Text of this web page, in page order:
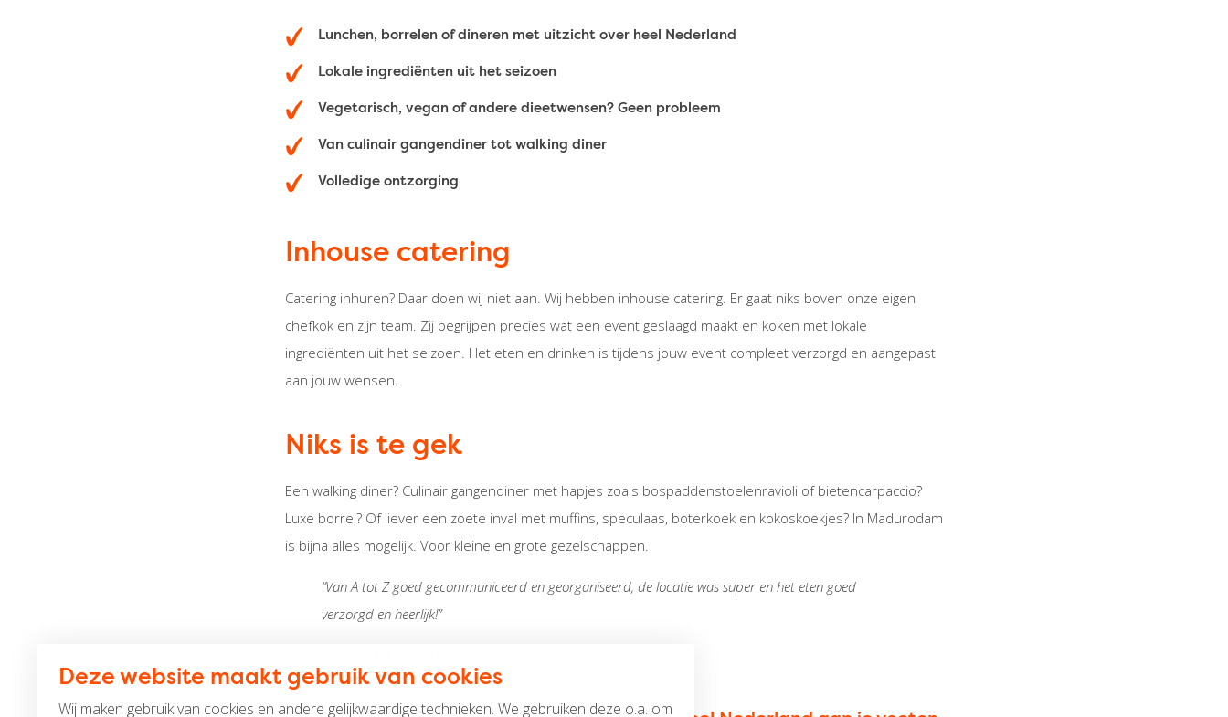
Deze website maakt gebruik van cookies
Wij maken gebruik van cookies en andere gelijkwaardige technieken. We gebruiken deze o.a. om
Lunchen, borrelen of dineren met uitzicht over heel Nederland
Lokale ingrediënten uit het seizoen
Vegetarisch, vegan of andere dieetwensen? Geen probleem
Van culinair gangendiner tot walking diner
Volledige ontzorging
Inhouse catering
Catering inhuren? Daar doen wij niet aan. Wij hebben inhouse catering. Er gaat niks boven onze eigen
chefkok en zijn team. Zij begrijpen precies wat een event geslaagd maakt en koken met lokale
ingrediënten uit het seizoen. Het eten en drinken is tijdens jouw event compleet verzorgd en aangepast
aan jouw wensen.
Niks is te gek
Een walking diner? Culinair gangendiner met hapjes zoals bospaddenstoelenravioli of bietencarpaccio?
Luxe borrel? Of liever een zoete inval met muffins, speculaas, boterkoek en kokoskoekjes? In Madurodam
is bijna alles mogelijk. Voor kleine en grote gezelschappen.
“Van A tot Z goed gecommuniceerd en georganiseerd, de locatie was super en het eten goed
verzorgd en heerlijk!”